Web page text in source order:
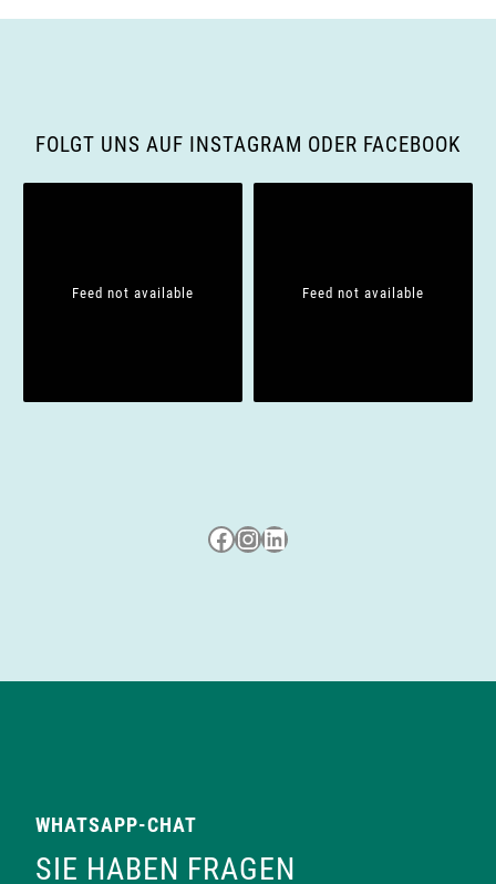
a
n
FOLGT UNS AUF INSTAGRAM ODER FACEBOOK
Feed not available Feed not available
Besuche uns auf Facebook
Besuche uns auf Instagram
LinkedIn
WHATSAPP-CHAT
SIE HABEN FRAGEN